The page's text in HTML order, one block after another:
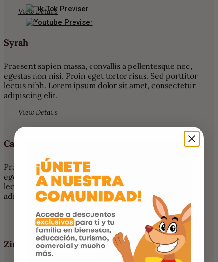
View Details
Syrah
Praesent sapien massa, convallis a pellentesque nec,
egestas non nisi. Proin eget tortor risus. Sed porttitor
lectus nibh. Lorem ipsum dolor sit amet, consectetur
adipiscing elit.
View Details
Cabernet
Praesent sapien massa, convallis a pellentesque nec,
egestas non nisi. Proin eget tortor risus. Sed porttitor
lectus nibh. Lorem ipsum dolor sit amet, consectetur
adipiscing elit.
View Details
Zinfandel